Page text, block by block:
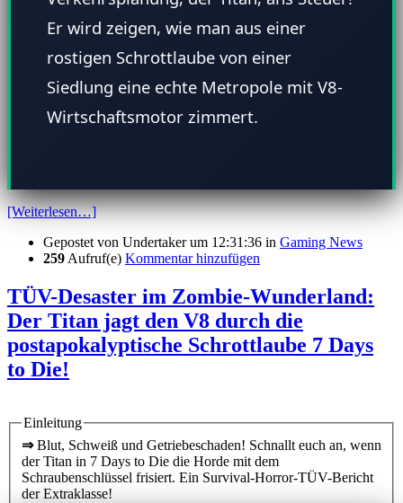
Er wird zeigen, wie man aus einer
rostigen Schrottlaube von einer
Siedlung eine echte Metropole mit V8-
Wirtschaftsmotor zimmert.
[Weiterlesen…]
Gepostet von Undertakerum 12:31:36 in Gaming News
259 Aufruf(e) Kommentar hinzufügen
TÜV-Desaster im Zombie-Wunderland:
Der Titan jagt den V8 durch die
postapokalyptische Schrottlaube 7 Days
to Die!
Einleitung
⇒Blut, Schweiß und Getriebeschaden! Schnallt euch an, wenn
der Titan in 7 Days to Die die Horde mit dem
Schraubenschlüssel frisiert. Ein Survival-Horror-TÜV-Bericht
der Extraklasse!